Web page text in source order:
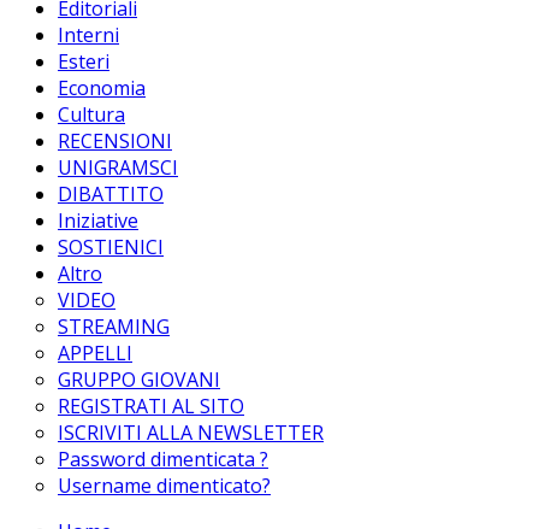
Editoriali
Interni
Esteri
Economia
Cultura
RECENSIONI
UNIGRAMSCI
DIBATTITO
Iniziative
SOSTIENICI
Altro
VIDEO
STREAMING
APPELLI
GRUPPO GIOVANI
REGISTRATI AL SITO
ISCRIVITI ALLA NEWSLETTER
Password dimenticata ?
Username dimenticato?